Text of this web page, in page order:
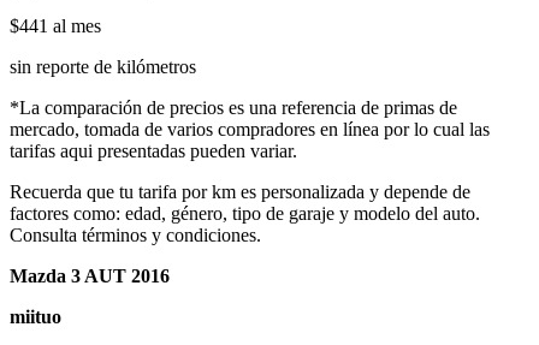
$441 al mes
sin reporte de kilómetros
*La comparación de precios es una referencia de primas de
mercado, tomada de varios compradores en línea por lo cual las
tarifas aqui presentadas pueden variar.
Recuerda que tu tarifa por km es personalizada y depende de
factores como: edad, género, tipo de garaje y modelo del auto.
Consulta términos y condiciones.
Mazda 3 AUT 2016
miituo